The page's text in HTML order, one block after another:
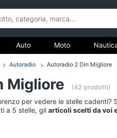
Pneumatici
Auto Moto
Autoradio Autoradio 2 Din Migliore
Migliore (42 prodotti)
per vedere le stelle cadenti?
a 5 stelle, gli articoli scelti da voi